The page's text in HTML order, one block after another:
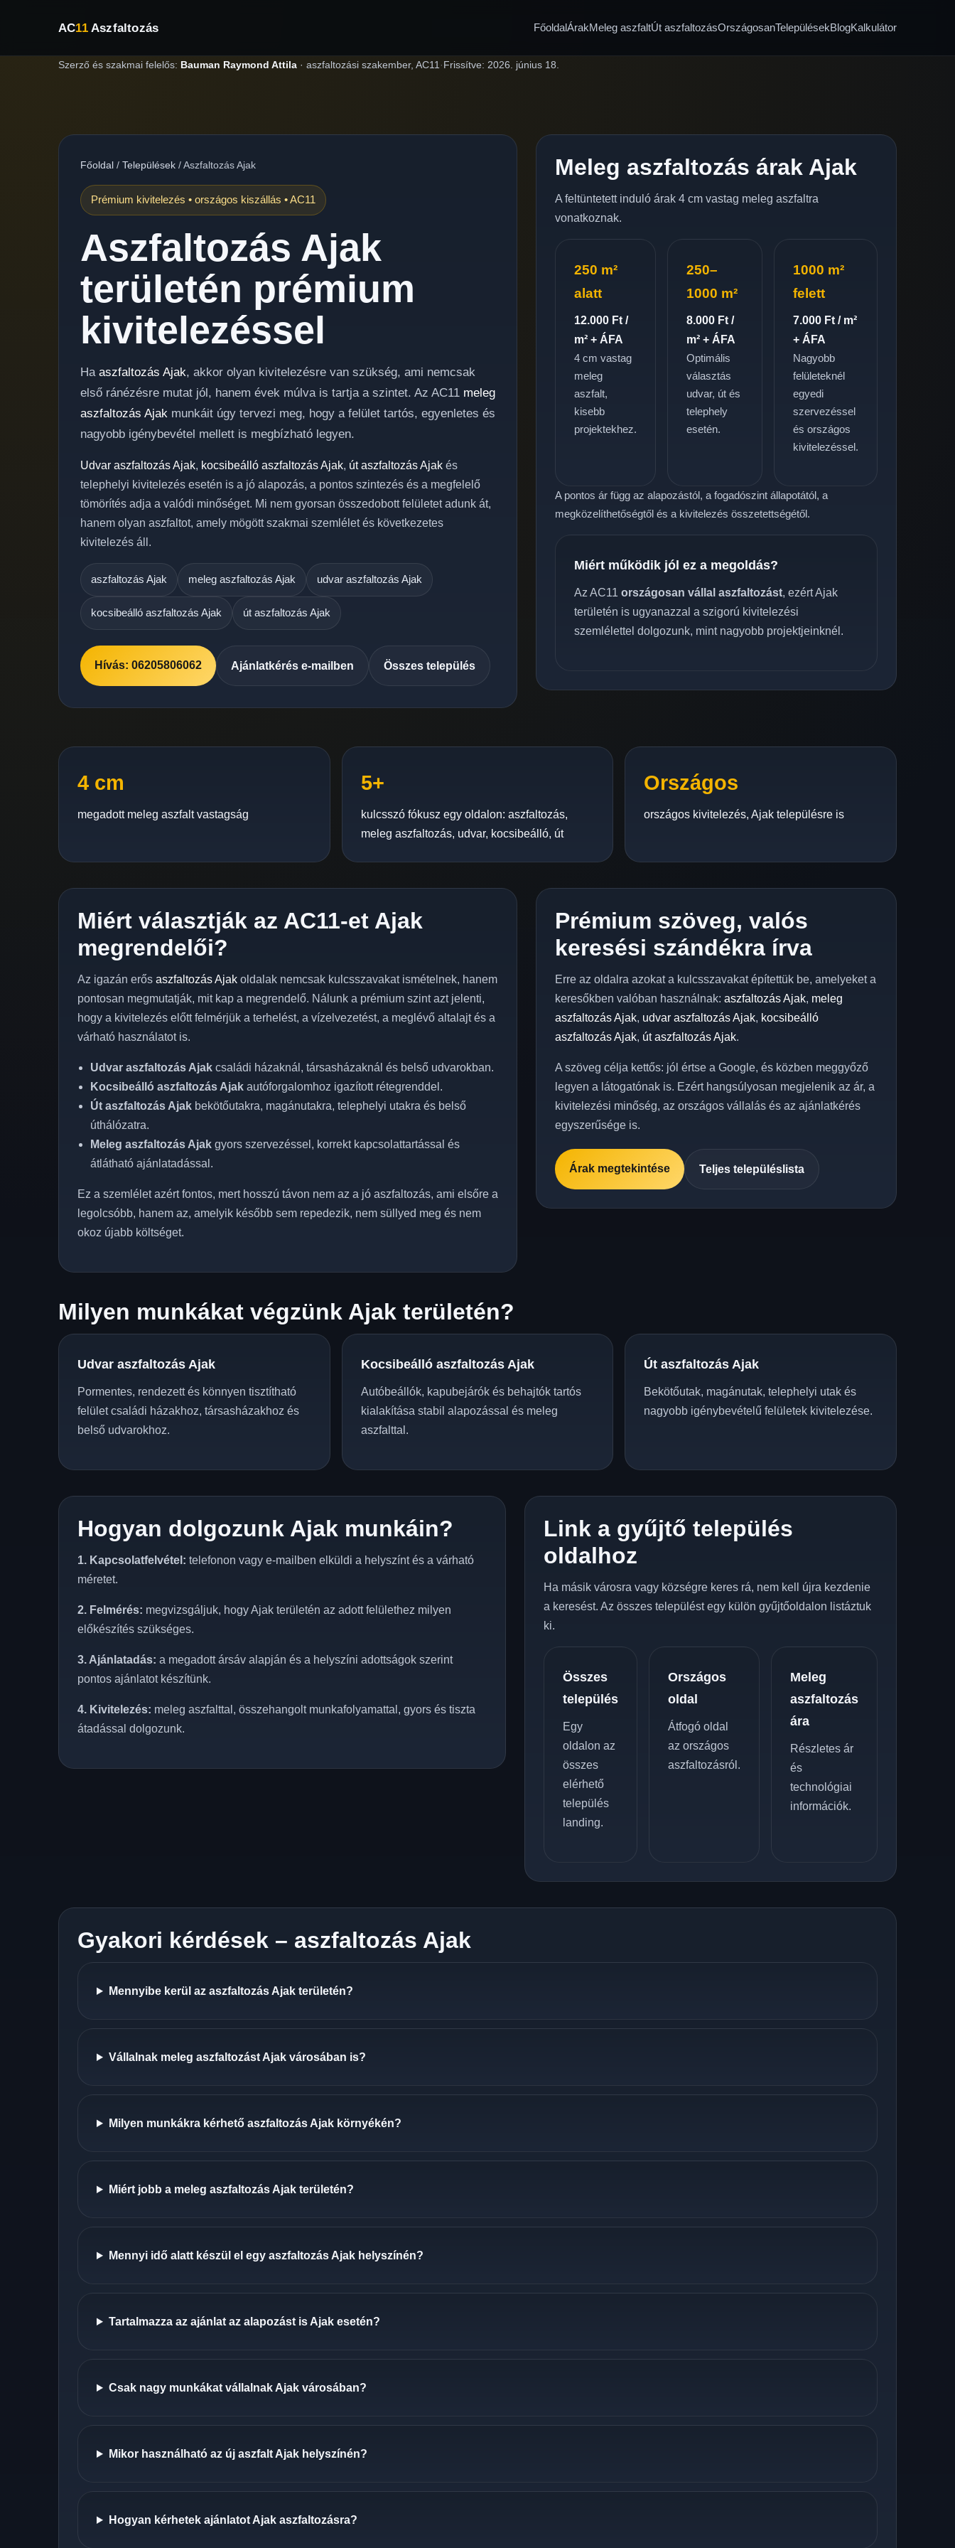
AC11Aszfaltozás FőoldalÁrakMeleg aszfaltÚt aszfaltozásOrszágosanTelepülésekBlogKalkulátor
Szerző és szakmai felelős: Bauman Raymond Attila · aszfaltozási szakember, AC11 ·Frissítve: 2026. június 18.
Főoldal / Települések /Aszfaltozás Ajak
Prémium kivitelezés • országos kiszállás • AC11
Aszfaltozás Ajak
területén prémium
kivitelezéssel
Ha aszfaltozás Ajak, akkor olyan kivitelezésre van szükség, ami nemcsak
első ránézésre mutat jól, hanem évek múlva is tartja a szintet. Az AC11 meleg
aszfaltozás Ajak munkáit úgy tervezi meg, hogy a felület tartós, egyenletes és
nagyobb igénybevétel mellett is megbízható legyen.
Udvar aszfaltozás Ajak, kocsibeálló aszfaltozás Ajak, út aszfaltozás Ajak és
telephelyi kivitelezés esetén is a jó alapozás, a pontos szintezés és a megfelelő
tömörítés adja a valódi minőséget. Mi nem gyorsan összedobott felületet adunk át,
hanem olyan aszfaltot, amely mögött szakmai szemlélet és következetes
kivitelezés áll.
aszfaltozás Ajak meleg aszfaltozás Ajak udvar aszfaltozás Ajak
kocsibeálló aszfaltozás Ajak út aszfaltozás Ajak
Hívás: 06205806062 Ajánlatkérés e-mailben Összes település
Meleg aszfaltozás árak Ajak
A feltüntetett induló árak 4 cm vastag meleg aszfaltra
vonatkoznak.
250 m²
alatt
12.000 Ft /
m² + ÁFA
4 cm vastag
meleg
aszfalt,
kisebb
projektekhez.
250–
1000 m²
8.000 Ft /
m² + ÁFA
Optimális
választás
udvar, út és
telephely
esetén.
1000 m²
felett
7.000 Ft / m²
+ ÁFA
Nagyobb
felületeknél
egyedi
szervezéssel
és országos
kivitelezéssel.
A pontos ár függ az alapozástól, a fogadószint állapotától, a
megközelíthetőségtől és a kivitelezés összetettségétől.
Miért működik jól ez a megoldás?
Az AC11országosan vállal aszfaltozást, ezért Ajak
területén is ugyanazzal a szigorú kivitelezési
szemlélettel dolgozunk, mint nagyobb projektjeinknél.
4 cm
megadott meleg aszfalt vastagság
5+
kulcsszó fókusz egy oldalon: aszfaltozás,
meleg aszfaltozás, udvar, kocsibeálló, út
Országos
országos kivitelezés, Ajak településre is
Miért választják az AC11-et Ajak
megrendelői?
Az igazán erős aszfaltozás Ajak oldalak nemcsak kulcsszavakat ismételnek, hanem
pontosan megmutatják, mit kap a megrendelő. Nálunk a prémium szint azt jelenti,
hogy a kivitelezés előtt felmérjük a terhelést, a vízelvezetést, a meglévő altalajt és a
várható használatot is.
Udvar aszfaltozás Ajak családi házaknál, társasházaknál és belső udvarokban.
Kocsibeálló aszfaltozás Ajak autóforgalomhoz igazított rétegrenddel.
Út aszfaltozás Ajak bekötőutakra, magánutakra, telephelyi utakra és belső
úthálózatra.
Meleg aszfaltozás Ajak gyors szervezéssel, korrekt kapcsolattartással és
átlátható ajánlatadással.
Ez a szemlélet azért fontos, mert hosszú távon nem az a jó aszfaltozás, ami elsőre a
legolcsóbb, hanem az, amelyik később sem repedezik, nem süllyed meg és nem
okoz újabb költséget.
Prémium szöveg, valós
keresési szándékra írva
Erre az oldalra azokat a kulcsszavakat építettük be, amelyeket a
keresőkben valóban használnak:aszfaltozás Ajak, meleg
aszfaltozás Ajak, udvar aszfaltozás Ajak, kocsibeálló
aszfaltozás Ajak, út aszfaltozás Ajak.
A szöveg célja kettős: jól értse a Google, és közben meggyőző
legyen a látogatónak is. Ezért hangsúlyosan megjelenik az ár, a
kivitelezési minőség, az országos vállalás és az ajánlatkérés
egyszerűsége is.
Árak megtekintése Teljes településlista
Milyen munkákat végzünk Ajak területén?
Udvar aszfaltozás Ajak
Pormentes, rendezett és könnyen tisztítható
felület családi házakhoz, társasházakhoz és
belső udvarokhoz.
Kocsibeálló aszfaltozás Ajak
Autóbeállók, kapubejárók és behajtók tartós
kialakítása stabil alapozással és meleg
aszfalttal.
Út aszfaltozás Ajak
Bekötőutak, magánutak, telephelyi utak és
nagyobb igénybevételű felületek kivitelezése.
Hogyan dolgozunk Ajak munkáin?
1. Kapcsolatfelvétel: telefonon vagy e-mailben elküldi a helyszínt és a várható
méretet.
2. Felmérés: megvizsgáljuk, hogy Ajak területén az adott felülethez milyen
előkészítés szükséges.
3. Ajánlatadás: a megadott ársáv alapján és a helyszíni adottságok szerint
pontos ajánlatot készítünk.
4. Kivitelezés: meleg aszfalttal, összehangolt munkafolyamattal, gyors és tiszta
átadással dolgozunk.
Link a gyűjtő település
oldalhoz
Ha másik városra vagy községre keres rá, nem kell újra kezdenie
a keresést. Az összes települést egy külön gyűjtőoldalon listáztuk
ki.
Összes
település
Egy
oldalon az
összes
elérhető
település
landing.
Országos
oldal
Átfogó oldal
az országos
aszfaltozásról.
Meleg
aszfaltozás
ára
Részletes ár
és
technológiai
információk.
Gyakori kérdések – aszfaltozás Ajak
Mennyibe kerül az aszfaltozás Ajak területén?
Vállalnak meleg aszfaltozást Ajak városában is?
Milyen munkákra kérhető aszfaltozás Ajak környékén?
Miért jobb a meleg aszfaltozás Ajak területén?
Mennyi idő alatt készül el egy aszfaltozás Ajak helyszínén?
Tartalmazza az ajánlat az alapozást is Ajak esetén?
Csak nagy munkákat vállalnak Ajak városában?
Mikor használható az új aszfalt Ajak helyszínén?
Hogyan kérhetek ajánlatot Ajak aszfaltozásra?